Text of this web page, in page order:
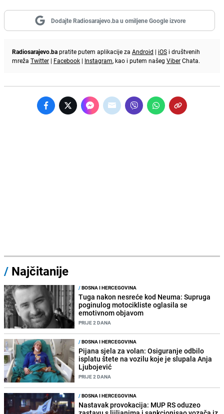
Dodajte Radiosarajevo.ba u omiljene Google izvore
Radiosarajevo.bapratite putem aplikacije za Android | iOS i društvenih
mreža Twitter | Facebook | Instagram, kao i putem našeg ViberChata.
/ Najčitanije
/BOSNA I HERCEGOVINA
Tuga nakon nesreće kod Neuma: Supruga
poginulog motocikliste oglasila se
emotivnom objavom
PRIJE 2 DANA
/BOSNA I HERCEGOVINA
Pijana sjela za volan: Osiguranje odbilo
isplatu štete na vozilu koje je slupala Anja
Ljubojević
PRIJE 2 DANA
/BOSNA I HERCEGOVINA
Nastavak provokacija: MUP RS oduzeo